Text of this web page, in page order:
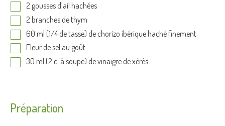
2 gousses d’ail hachées
2 branches de thym
60 ml (1/4 de tasse) de chorizo ibérique haché finement
Fleur de sel au goût
30 ml (2 c. à soupe) de vinaigre de xérès
Préparation